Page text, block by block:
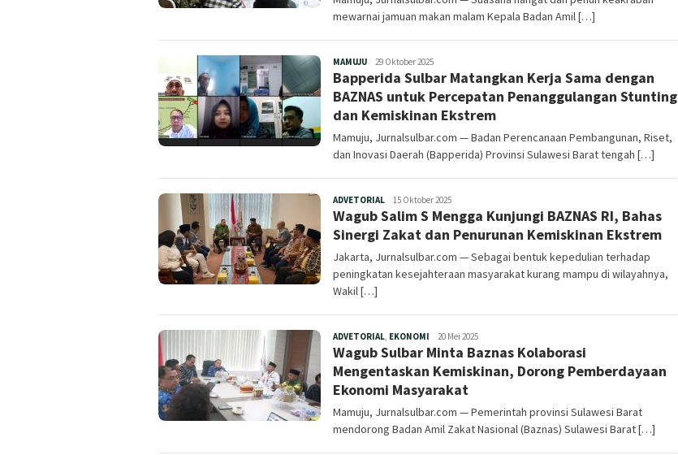
mewarnai jamuan makan malam Kepala Badan Amil […]
MAMUJURedaksi
29 Oktober 2025
Bapperida Sulbar Matangkan Kerja Sama dengan
BAZNAS untuk Percepatan Penanggulangan Stunting
dan Kemiskinan Ekstrem
Mamuju, Jurnalsulbar.com — Badan Perencanaan Pembangunan, Riset,
dan Inovasi Daerah (Bapperida) Provinsi Sulawesi Barat tengah […]
ADVETORIALRedaksi
15 Oktober 2025
Wagub Salim S Mengga Kunjungi BAZNAS RI, Bahas
Sinergi Zakat dan Penurunan Kemiskinan Ekstrem
Jakarta, Jurnalsulbar.com — Sebagai bentuk kepedulian terhadap
peningkatan kesejahteraan masyarakat kurang mampu di wilayahnya,
Wakil […]
ADVETORIAL, EKONOMI Redaksi
20 Mei 2025
Wagub Sulbar Minta Baznas Kolaborasi
Mengentaskan Kemiskinan, Dorong Pemberdayaan
Ekonomi Masyarakat
Mamuju, Jurnalsulbar.com — Pemerintah provinsi Sulawesi Barat
mendorong Badan Amil Zakat Nasional (Baznas) Sulawesi Barat […]